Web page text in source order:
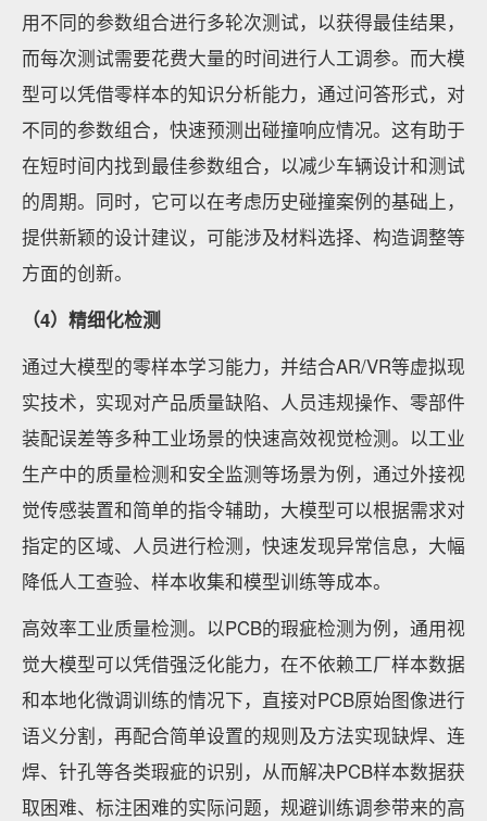
用不同的参数组合进行多轮次测试，以获得最佳结果，
而每次测试需要花费大量的时间进行人工调参。而大模
型可以凭借零样本的知识分析能力，通过问答形式，对
不同的参数组合，快速预测出碰撞响应情况。这有助于
在短时间内找到最佳参数组合，以减少车辆设计和测试
的周期。同时，它可以在考虑历史碰撞案例的基础上，
提供新颖的设计建议，可能涉及材料选择、构造调整等
方面的创新。
（4）精细化检测
通过大模型的零样本学习能力，并结合AR/VR等虚拟现
实技术，实现对产品质量缺陷、人员违规操作、零部件
装配误差等多种工业场景的快速高效视觉检测。以工业
生产中的质量检测和安全监测等场景为例，通过外接视
觉传感装置和简单的指令辅助，大模型可以根据需求对
指定的区域、人员进行检测，快速发现异常信息，大幅
降低人工查验、样本收集和模型训练等成本。
高效率工业质量检测。以PCB的瑕疵检测为例，通用视
觉大模型可以凭借强泛化能力，在不依赖工厂样本数据
和本地化微调训练的情况下，直接对PCB原始图像进行
语义分割，再配合简单设置的规则及方法实现缺焊、连
焊、针孔等各类瑕疵的识别，从而解决PCB样本数据获
取困难、标注困难的实际问题，规避训练调参带来的高